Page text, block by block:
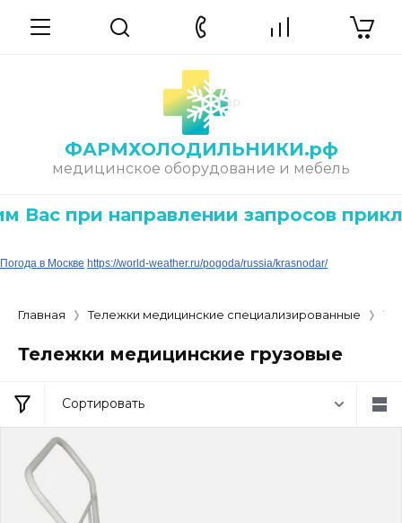
ФАРМХОЛОДИЛЬНИКИ.рф
медицинское оборудование и мебель
при направлении запросов
Погода в Москве https://world-weather.ru/pogoda/russia/krasnodar/
Главная Тележки медицинские специализированные
Тележки медицинские грузовые
Сортировать